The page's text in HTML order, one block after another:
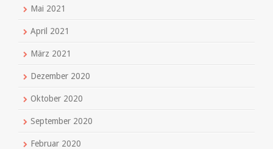
Mai 2021
April 2021
März 2021
Dezember 2020
Oktober 2020
September 2020
Februar 2020